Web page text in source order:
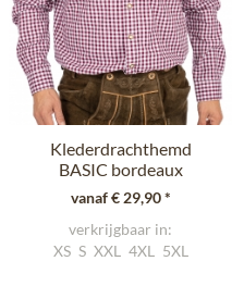
Klederdrachthemd
BASIC bordeaux
(Regular Fit)
vanaf € 29,90 *
verkrijgbaar in:
XS S XXL 4XL 5XL